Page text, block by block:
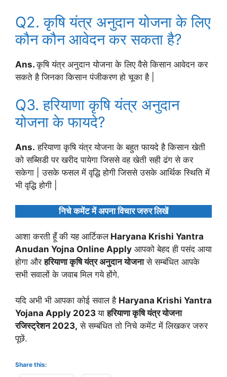
Q2. कृषि यंत्र अनुदान योजना के लिए
कौन कौन आवेदन कर सकता है?
Ans.कृषि यंत्र अनुदान योजना के लिए वैसे किसान आवेदन कर
सकते है जिनका किसान पंजीकरण हो चूका है |
Q3. हरियाणा कृषि यंत्र अनुदान
योजना के फायदे?
Ans. हरियाणा कृषि यंत्र योजना के बहुत फायदे है किसान खेती
को सब्सिडी पर खरीद पायेगा जिससे वह खेती सही ढंग से कर
सकेगा | उसके फसल में वृद्धि होगी जिससे उसके आर्थिक स्थिति में
भी वृद्धि होगी |
निचे कमेंट में अपना विचार जरुर लिखें
आशा करती हूँ की यह आर्टिकलHaryana Krishi Yantra
Anudan Yojna Online Apply आपको बेहद ही पसंद आया
होगा औरहरियाणा कृषि यंत्र अनुदान योजनासे सम्बंधित आपके
सभी सवालों के जवाब मिल गये होंगे.
यदि अभी भी आपका कोई सवाल है Haryana Krishi Yantra
Yojana Apply 2023याहरियाणा कृषि यंत्र योजना
रजिस्ट्रेशन 2023, से सम्बंधित तो निचे कमेंट में लिखकर जरुर
पूछें.
Share this: